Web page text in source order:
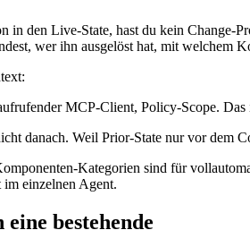
den Live-State, hast du kein Change-
wer ihn ausgelöst hat, mit welchem
MCP-Client, Policy-Scope. Das
danach. Weil Prior-State nur vor dem
Kategorien sind für
einzelnen Agent.
bestehende